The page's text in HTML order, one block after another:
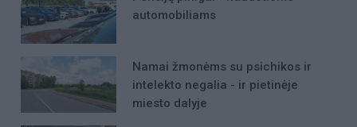
automobiliams
Namai žmonėms su psichikos ir
intelekto negalia - ir pietinėje
miesto dalyje